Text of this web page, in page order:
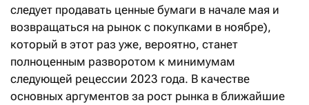
следует продавать ценные бумаги в начале мая и
возвращаться на рынок с покупками в ноябре),
который в этот раз уже, вероятно, станет
полноценным разворотом к минимумам
следующей рецессии 2023 года. В качестве
основных аргументов за рост рынка в ближайшие